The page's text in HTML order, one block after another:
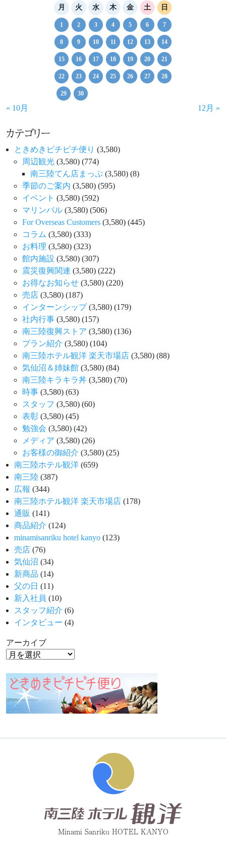
月 火 水 木 金 土 日
1 2 3 4 5 6 7
8 9 10 11 12 13 14
15 16 17 18 19 20 21
22 23 24 25 26 27 28
29 30
« 10月 12月 »
カテゴリー
ときめきピチピチ便り (3,580)
周辺観光 (3,580) (774)
南三陸てん店まっぷ (3,580) (8)
季節のご案内 (3,580) (595)
イベント (3,580) (592)
マリンパル (3,580) (506)
For Overseas Customers (3,580) (445)
コラム (3,580) (333)
お料理 (3,580) (323)
館内施設 (3,580) (307)
震災復興関連 (3,580) (222)
お得なお知らせ (3,580) (220)
売店 (3,580) (187)
インターンシップ(3,580) (179)
社内行事 (3,580) (157)
南三陸復興ストア (3,580) (136)
プラン紹介 (3,580) (104)
南三陸ホテル観洋 楽天市場店 (3,580) (88)
気仙沼＆姉妹館 (3,580) (84)
南三陸キラキラ丼 (3,580) (70)
時事 (3,580) (63)
スタッフ (3,580) (60)
表彰 (3,580) (45)
勉強会 (3,580) (42)
メディア (3,580) (26)
お客様の御紹介 (3,580) (25)
南三陸ホテル観洋 (659)
南三陸 (387)
広報 (344)
南三陸ホテル観洋 楽天市場店 (178)
通販 (141)
商品紹介 (124)
minamisanriku hotel kanyo (123)
売店 (76)
気仙沼 (34)
新商品 (14)
父の日 (11)
新入社員 (10)
スタッフ紹介 (6)
インタビュー (4)
アーカイブ
Minami Sanriku HOTEL KANYO